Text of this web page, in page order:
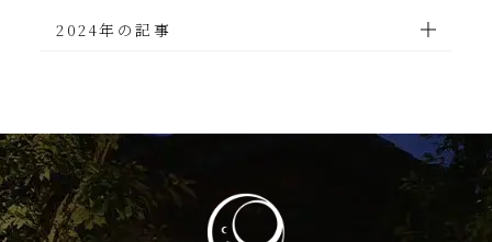
2024年の記事